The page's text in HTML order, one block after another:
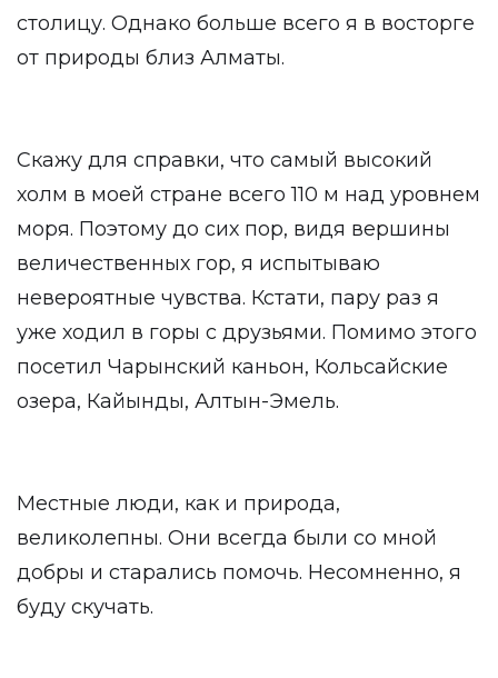
столицу. Однако больше всего я в восторге
от природы близ Алматы.
Скажу для справки, что самый высокий
холм в моей стране всего 110 м над уровнем
моря. Поэтому до сих пор, видя вершины
величественных гор, я испытываю
невероятные чувства. Кстати, пару раз я
уже ходил в горы с друзьями. Помимо этого
посетил Чарынский каньон, Кольсайские
озера, Кайынды, Алтын-Эмель.
Местные люди, как и природа,
великолепны. Они всегда были со мной
добры и старались помочь. Несомненно, я
буду скучать.